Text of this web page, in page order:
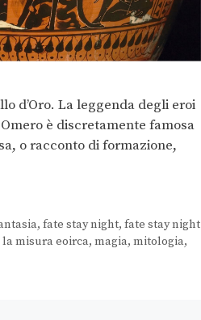
d’Oro. La leggenda degli eroi
è discretamente famosa
o racconto di formazione,
, fate stay night, fate stay night
la misura eoirca, magia, mitologia,